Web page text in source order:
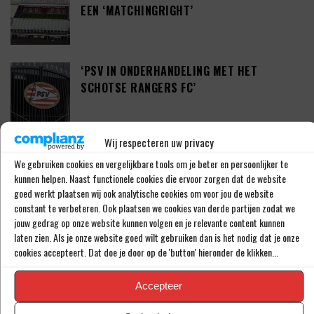
Wij respecteren uw privacy
We gebruiken cookies en vergelijkbare tools om je beter en persoonlijker te
kunnen helpen. Naast functionele cookies die ervoor zorgen dat de website
goed werkt plaatsen wij ook analytische cookies om voor jou de website
constant te verbeteren. Ook plaatsen we cookies van derde partijen zodat we
jouw gedrag op onze website kunnen volgen en je relevante content kunnen
laten zien. Als je onze website goed wilt gebruiken dan is het nodig dat je onze
cookies accepteert. Dat doe je door op de 'button' hieronder de klikken...
Accepteer
EEN ‘MATCHINGRIGHT’
‘PSV IN ONDERHANDELING MET HET
SCHOTSE RANGERS FC’
‘PSV WIL ZICH GAAN VERSTERKEN MET 29-
JARIGE ADAMA CAMARA’
JOEL DROMMEL (29) TEKENT VOOR VIER
JAAR BIJ FC TWENTE
‘COUHAIB DRIOUECH ZOU EEN PRIMA